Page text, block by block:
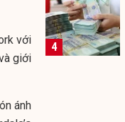
với
giới
ánh
4